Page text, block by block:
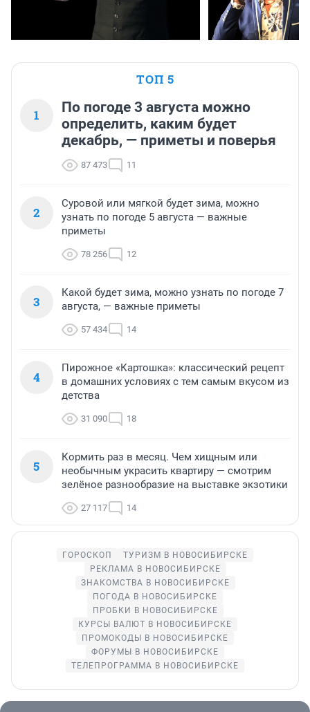
ТОП 5
1
По погоде 3 августа можно
определить, каким будет
декабрь, — приметы и поверья
87 473 11
2
Суровой или мягкой будет зима, можно
узнать по погоде 5 августа — важные
приметы
78 256 12
3
Какой будет зима, можно узнать по погоде 7
августа, — важные приметы
57 434 14
4
Пирожное «Картошка»: классический рецепт
в домашних условиях с тем самым вкусом из
детства
31 090 18
5
Кормить раз в месяц. Чем хищным или
необычным украсить квартиру — смотрим
зелёное разнообразие на выставке экзотики
27 117 14
ГОРОСКОП
ТУРИЗМ В НОВОСИБИРСКЕ
РЕКЛАМА В НОВОСИБИРСКЕ
ЗНАКОМСТВА В НОВОСИБИРСКЕ
ПОГОДА В НОВОСИБИРСКЕ
ПРОБКИ В НОВОСИБИРСКЕ
КУРСЫ ВАЛЮТ В НОВОСИБИРСКЕ
ПРОМОКОДЫ В НОВОСИБИРСКЕ
ФОРУМЫ В НОВОСИБИРСКЕ
ТЕЛЕПРОГРАММА В НОВОСИБИРСКЕ